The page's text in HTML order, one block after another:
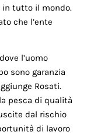
in tutto il mondo.
che l’ente
l’uomo
sono garanzia
Rosati.
pesca di qualità
dal rischio
di lavoro